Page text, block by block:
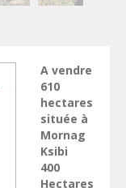
A vendre
610
hectares
située à
Mornag
Ksibi
400
Hectares